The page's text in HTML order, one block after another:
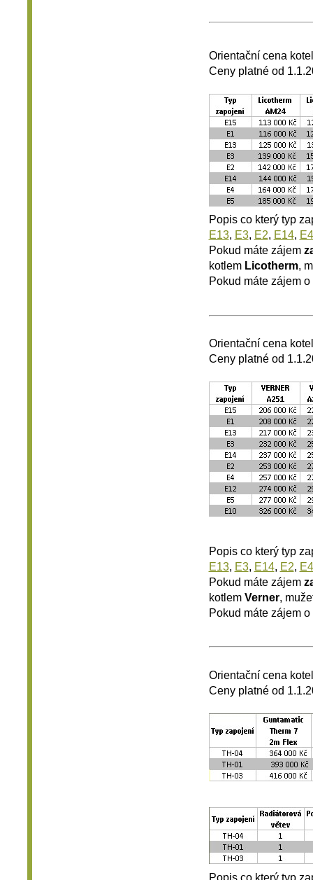
Orientační cena
Ceny platné od
Popis co který typ
E13, E3, E2, E14, E4
Pokud máte zájem
kotlem Licotherm,
Pokud máte zájem o
Orientační cena
Ceny platné od
Popis co který typ
E13, E3, E14, E2, E4
Pokud máte zájem
kotlem Verner,
Pokud máte zájem o
Orientační cena
Ceny platné od
Popis co který typ